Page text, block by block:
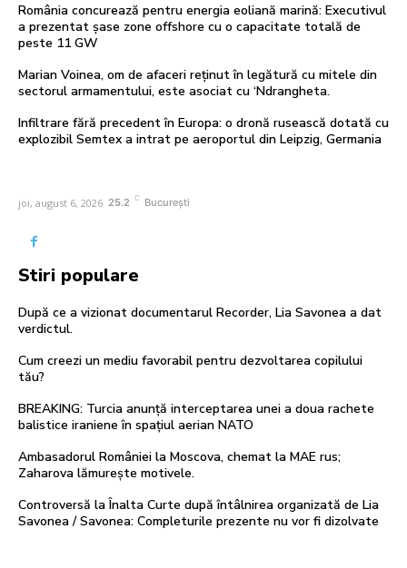
România concurează pentru energia eoliană marină: Executivul
a prezentat șase zone offshore cu o capacitate totală de
peste 11 GW
Marian Voinea, om de afaceri reținut în legătură cu mitele din
sectorul armamentului, este asociat cu ‘Ndrangheta.
Infiltrare fără precedent în Europa: o dronă rusească dotată cu
explozibil Semtex a intrat pe aeroportul din Leipzig, Germania
joi, august 6, 2026 25.2 C București
Stiri populare
După ce a vizionat documentarul Recorder, Lia Savonea a dat
verdictul.
Cum creezi un mediu favorabil pentru dezvoltarea copilului
tău?
BREAKING: Turcia anunță interceptarea unei a doua rachete
balistice iraniene în spațiul aerian NATO
Ambasadorul României la Moscova, chemat la MAE rus;
Zaharova lămurește motivele.
Controversă la Înalta Curte după întâlnirea organizată de Lia
Savonea / Savonea: Completurile prezente nu vor fi dizolvate